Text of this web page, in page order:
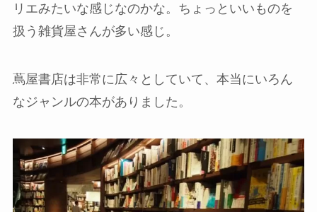
リエみたいな感じなのかな。ちょっといいものを
扱う雑貨屋さんが多い感じ。
蔦屋書店は非常に広々としていて、本当にいろん
なジャンルの本がありました。